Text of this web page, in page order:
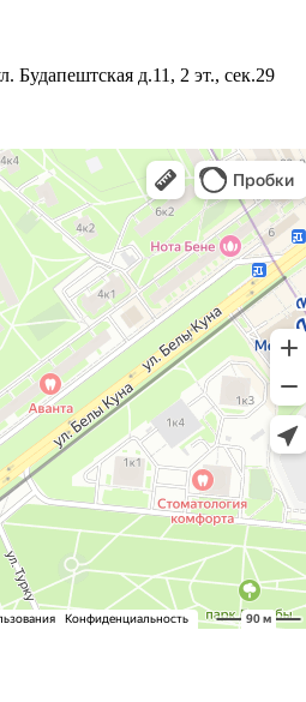
Будапештская д.11, 2 эт., сек.29